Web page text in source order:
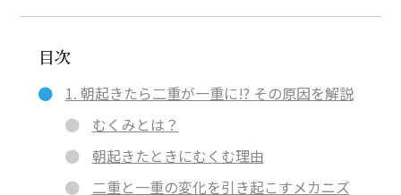
目次
1. 朝起きたら二重が一重に!? その原因を解説
むくみとは？
朝起きたときにむくむ理由
二重と一重の変化を引き起こすメカニズ